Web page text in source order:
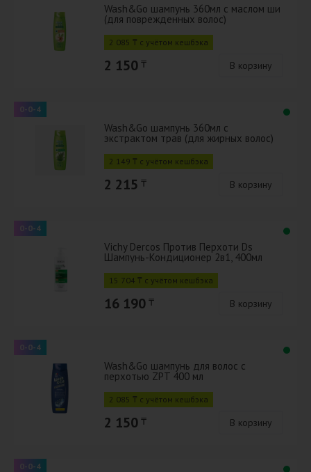
Wash&Go шампунь 360мл с маслом ши
(для поврежденных волос)
2 085 ₸ с учётом кешбэка
2 150 ₸ В корзину
0-0-4
Wash&Go шампунь 360мл с
экстрактом трав (для жирных волос)
2 149 ₸ с учётом кешбэка
2 215 ₸ В корзину
0-0-4
Vichy Dercos Против Перхоти Ds
Шампунь-Кондиционер 2в1, 400мл
15 704 ₸ с учётом кешбэка
16 190 ₸ В корзину
0-0-4
Wash&Go шампунь для волос с
перхотью ZPT 400 мл
2 085 ₸ с учётом кешбэка
2 150 ₸ В корзину
0-0-4